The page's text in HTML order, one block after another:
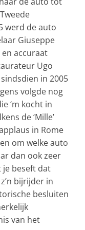
werd de auto
Giuseppe
accuraat
Ugo
in 2005
volgde nog
‘m kocht in
de ‘Mille’
in Rome
om welke auto
dan ook zeer
je beseft dat
bijrijder in
besluiten
van het